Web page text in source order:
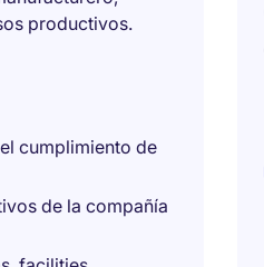
productivos.
cumplimiento de
de la compañía